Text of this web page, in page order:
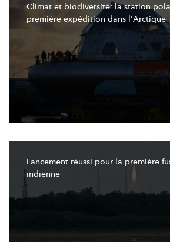
Climat et biodiversité: la station
première expédition dans l'Arctique
Lancement réussi pour la première
indienne